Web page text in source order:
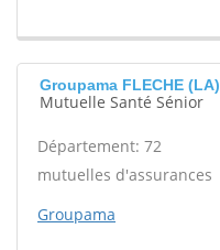
Groupama FLECHE (LA)
Mutuelle Santé Sénior
Département: 72
mutuelles d'assurances
Groupama